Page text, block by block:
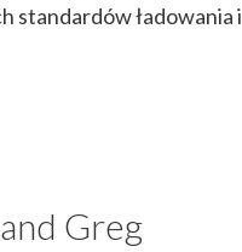
standardów ładowania i
Greg